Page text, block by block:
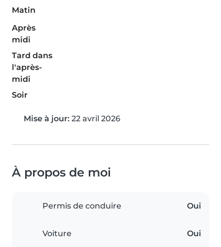
Matin
Après
midi
Tard dans
l'après-
midi
Soir
Mise à jour: 22 avril 2026
À propos de moi
Permis de conduire Oui
Voiture Oui